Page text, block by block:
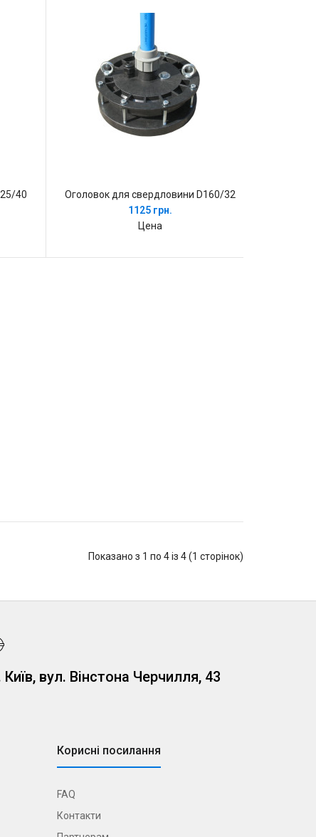
40
Оголовок для свердловини D160/32
1125 грн.
Цена
Показано з 1 по 4 із 4 (1 сторінок)
Київ, вул. Вінстона Черчилля, 43
Корисні посилання
FAQ
Контакти